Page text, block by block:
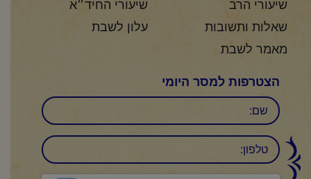
שיעורי הרב
שיעורי החיד״א
שאלות ותשובות
עלון לשבת
מאמר לשבת
הצטרפות למסר היומי
שם
טלפון: